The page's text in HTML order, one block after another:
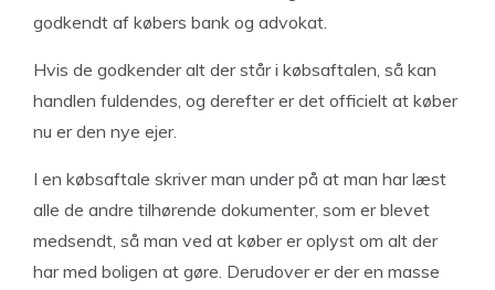
godkendt af købers bank og advokat.
Hvis de godkender alt der står i købsaftalen, så kan
handlen fuldendes, og derefter er det officielt at køber
nu er den nye ejer.
I en købsaftale skriver man under på at man har læst
alle de andre tilhørende dokumenter, som er blevet
medsendt, så man ved at køber er oplyst om alt der
har med boligen at gøre. Derudover er der en masse